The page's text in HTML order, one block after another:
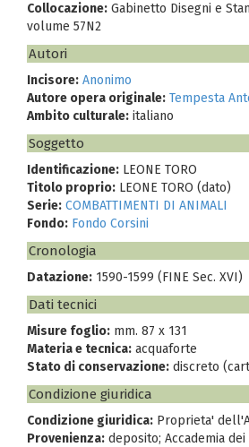
Collocazione: Gabinetto Disegni e
volume 57N2
Autori
Incisore: Anonimo
Autore opera originale: Tempesta
Ambito culturale: italiano
Soggetto
Identificazione: LEONE TORO
Titolo proprio: LEONE TORO (dato)
Serie: COMBATTIMENTI DI ANIMALI
Fondo: Fondo Corsini
Cronologia
Datazione: 1590-1599 (FINE Sec. XVI)
Dati tecnici
Misure foglio: mm. 87 x 131
Materia e tecnica: acquaforte
Stato di conservazione: discreto
Condizione giuridica
Condizione giuridica: Proprieta'
Provenienza: deposito; Accademia dei